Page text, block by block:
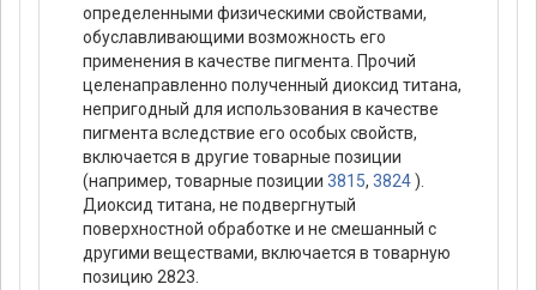
определенными физическими свойствами,
обуславливающими возможность его
применения в качестве пигмента. Прочий
целенаправленно полученный диоксид титана,
непригодный для использования в качестве
пигмента вследствие его особых свойств,
включается в другие товарные позиции
(например, товарные позиции 3815, 3824).
Диоксид титана, не подвергнутый
поверхностной обработке и не смешанный с
другими веществами, включается в товарную
позицию 2823.